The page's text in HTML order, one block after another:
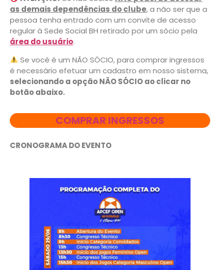
as demais dependências do clube, a não ser que a
pessoa tenha entrado com um convite de acesso
regular à Sede Social BH retirado por um sócio pela
área do usuário.
Se você é um NÃO SÓCIO, para comprar ingressos
é necessário efetuar um cadastro em nosso sistema,
selecionando a opção NÃO SÓCIO ao clicar no
botão abaixo.
COMPRAR INGRESSOS
CRONOGRAMA DO EVENTO